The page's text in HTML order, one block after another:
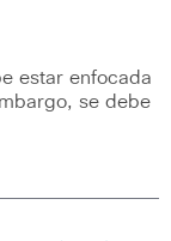
estar enfocada
se debe